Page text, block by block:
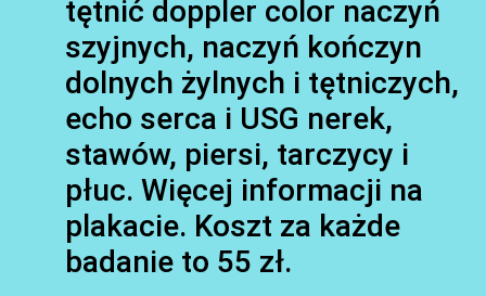
tętnić doppler color naczyń
szyjnych, naczyń kończyn
dolnych żylnych i tętniczych,
echo serca i USG nerek,
stawów, piersi, tarczycy i
płuc. Więcej informacji na
plakacie. Koszt za każde
badanie to 55 zł.